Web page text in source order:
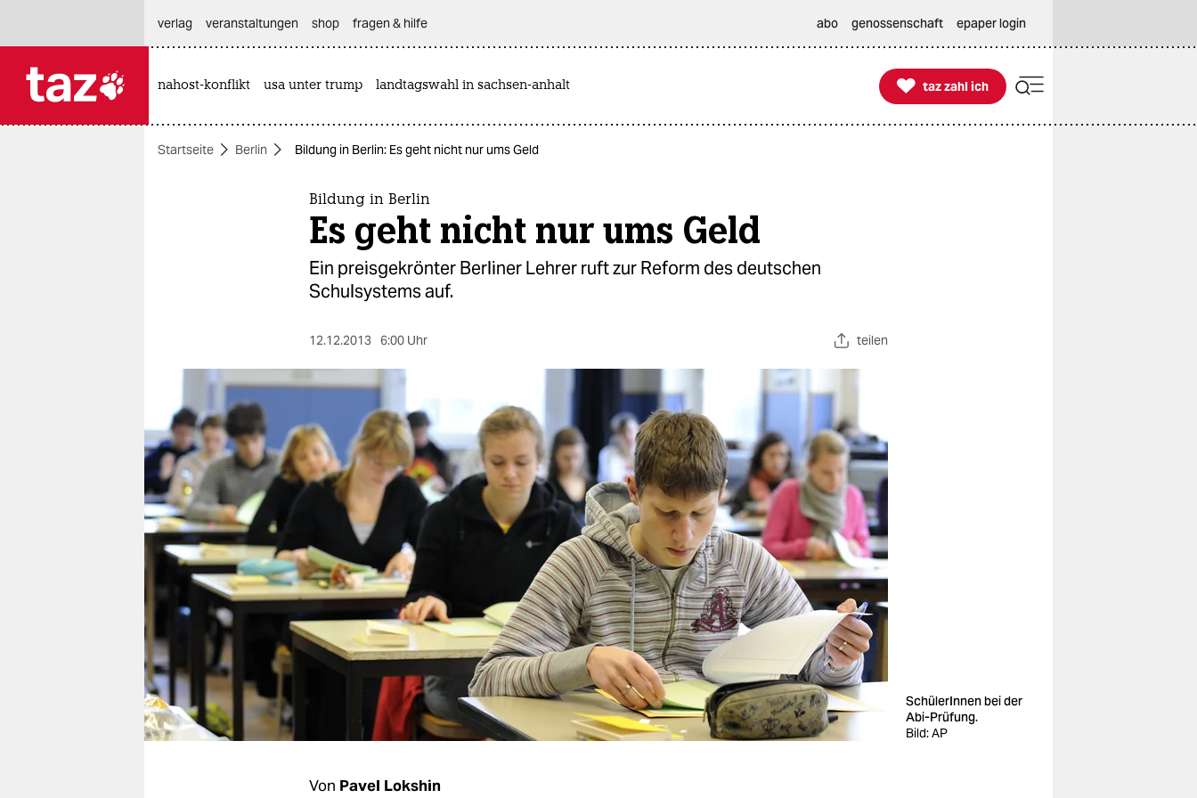
themen
berlin
nord
wahrheit
verlag
verlag
veranstaltungen
fragen & hilfe
unterstützen
abo
verlag
veranstaltungen shop fragen & hilfe abo genossenschaft epaper login
nahost-konflikt usa unter trump landtagswahl in sachsen-anhalt 
taz zahl ich
taz zahl ich
Startseite Berlin Bildung in Berlin: Es geht nicht nur ums Geld
Bildung in Berlin
Es geht nicht nur ums Geld
Ein preisgekrönter Berliner Lehrer ruft zur Reform des deutschen
Schulsystems auf.
12.12.2013 6:00 Uhr teilen
SchülerInnen bei der
Abi-Prüfung.
Bild: AP
Von Pavel Lokshin